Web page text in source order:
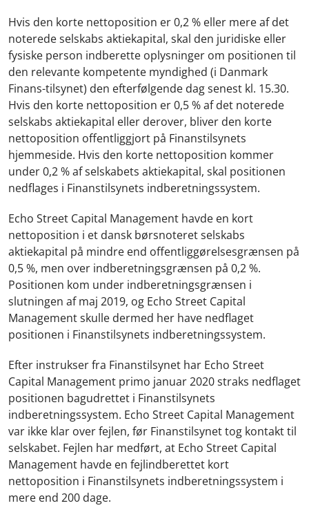
Hvis den korte nettoposition er 0,2 % eller mere af det
noterede selskabs aktiekapital, skal den juridiske eller
fysiske person indberette oplysninger om positionen til
den relevante kompetente myndighed (i Danmark
Finans-tilsynet) den efterfølgende dag senest kl. 15.30.
Hvis den korte nettoposition er 0,5 % af det noterede
selskabs aktiekapital eller derover, bliver den korte
nettoposition offentliggjort på Finanstilsynets
hjemmeside. Hvis den korte nettoposition kommer
under 0,2 % af selskabets aktiekapital, skal positionen
nedflages i Finanstilsynets indberetningssystem.
Echo Street Capital Management havde en kort
nettoposition i et dansk børsnoteret selskabs
aktiekapital på mindre end offentliggørelsesgrænsen på
0,5 %, men over indberetningsgrænsen på 0,2 %.
Positionen kom under indberetningsgrænsen i
slutningen af maj 2019, og Echo Street Capital
Management skulle dermed her have nedflaget
positionen i Finanstilsynets indberetningssystem.
Efter instrukser fra Finanstilsynet har Echo Street
Capital Management primo januar 2020 straks nedflaget
positionen bagudrettet i Finanstilsynets
indberetningssystem. Echo Street Capital Management
var ikke klar over fejlen, før Finanstilsynet tog kontakt til
selskabet. Fejlen har medført, at Echo Street Capital
Management havde en fejlindberettet kort
nettoposition i Finanstilsynets indberetningssystem i
mere end 200 dage.